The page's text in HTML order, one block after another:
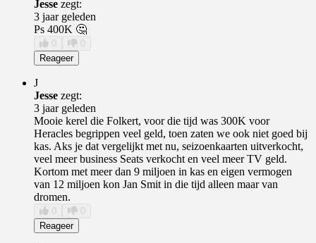
Jesse zegt:
3 jaar geleden
Ps 400K 🤔
0
0
Reageer
J
Jesse zegt:
3 jaar geleden
Mooie kerel die Folkert, voor die tijd was 300K voor
Heracles begrippen veel geld, toen zaten we ook niet goed bij
kas. Aks je dat vergelijkt met nu, seizoenkaarten uitverkocht,
veel meer business Seats verkocht en veel meer TV geld.
Kortom met meer dan 9 miljoen in kas en eigen vermogen
van 12 miljoen kon Jan Smit in die tijd alleen maar van
dromen.
0
0
Reageer